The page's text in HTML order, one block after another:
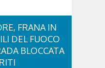
FRANA IN
DEL FUOCO
BLOCCATA